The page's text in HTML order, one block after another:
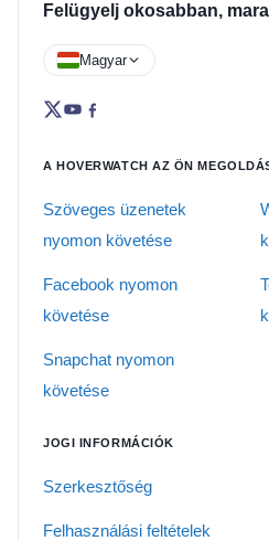
Felügyelj okosabban,
Magyar
A HOVERWATCH AZ ÖN
Szöveges üzenetek
nyomon követése
Facebook nyomon
követése
Snapchat nyomon
követése
JOGI INFORMÁCIÓK
Szerkesztőség
Felhasználási feltételek